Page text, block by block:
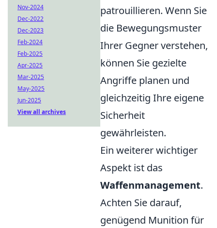
patrouillieren. Wenn Sie
die Bewegungsmuster
Ihrer Gegner verstehen,
können Sie gezielte
Angriffe planen und
gleichzeitig Ihre eigene
Sicherheit
gewährleisten.
Ein weiterer wichtiger
Aspekt ist das
Waffenmanagement.
Achten Sie darauf,
genügend Munition für
Nov-2024
Dec-2022
Dec-2023
Feb-2024
Feb-2025
Apr-2025
Mar-2025
May-2025
Jun-2025
View all archives